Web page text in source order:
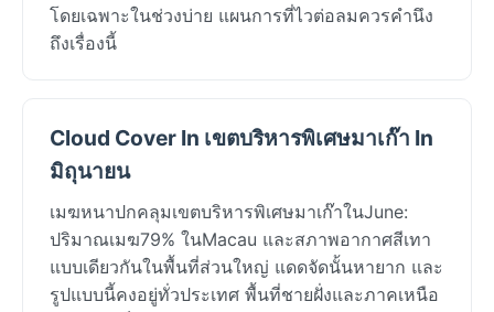
โดยเฉพาะในช่วงบ่าย แผนการที่ไวต่อลมควรคำนึง
ถึงเรื่องนี้
Cloud Cover In เขตบริหารพิเศษมาเก๊า In
มิถุนายน
เมฆหนาปกคลุมเขตบริหารพิเศษมาเก๊าในJune:
ปริมาณเมฆ79% ในMacau และสภาพอากาศสีเทา
แบบเดียวกันในพื้นที่ส่วนใหญ่ แดดจัดนั้นหายาก และ
รูปแบบนี้คงอยู่ทั่วประเทศ พื้นที่ชายฝั่งและภาคเหนือ